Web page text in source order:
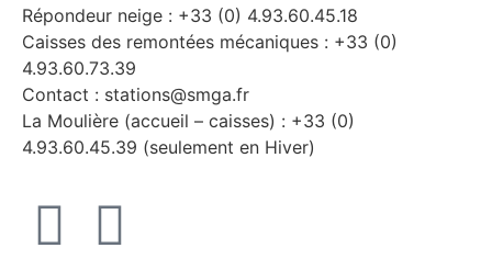
Répondeur neige : +33 (0) 4.93.60.45.18
Caisses des remontées mécaniques : +33 (0)
4.93.60.73.39
Contact : stations@smga.fr
La Moulière (accueil – caisses) : +33 (0)
4.93.60.45.39 (seulement en Hiver)